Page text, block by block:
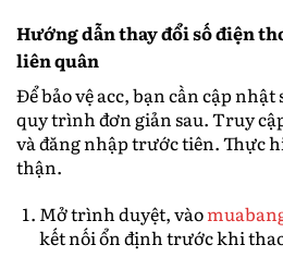
Hướng dẫn thay đổi số điện
liên quân
Để bảo vệ acc, bạn cần cập
quy trình đơn giản sau. Truy
và đăng nhập trước tiên. Thực
thận.
Mở trình duyệt, vào
kết nối ổn định trước khi